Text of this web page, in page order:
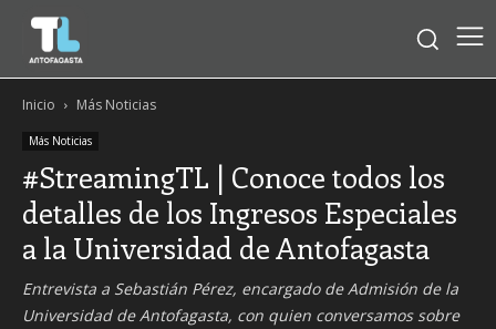
Inicio Más Noticias
Más Noticias
#StreamingTL | Conoce todos los
detalles de los Ingresos Especiales
a la Universidad de Antofagasta
Entrevista a Sebastián Pérez, encargado de Admisión de la
Universidad de Antofagasta, con quien conversamos sobre